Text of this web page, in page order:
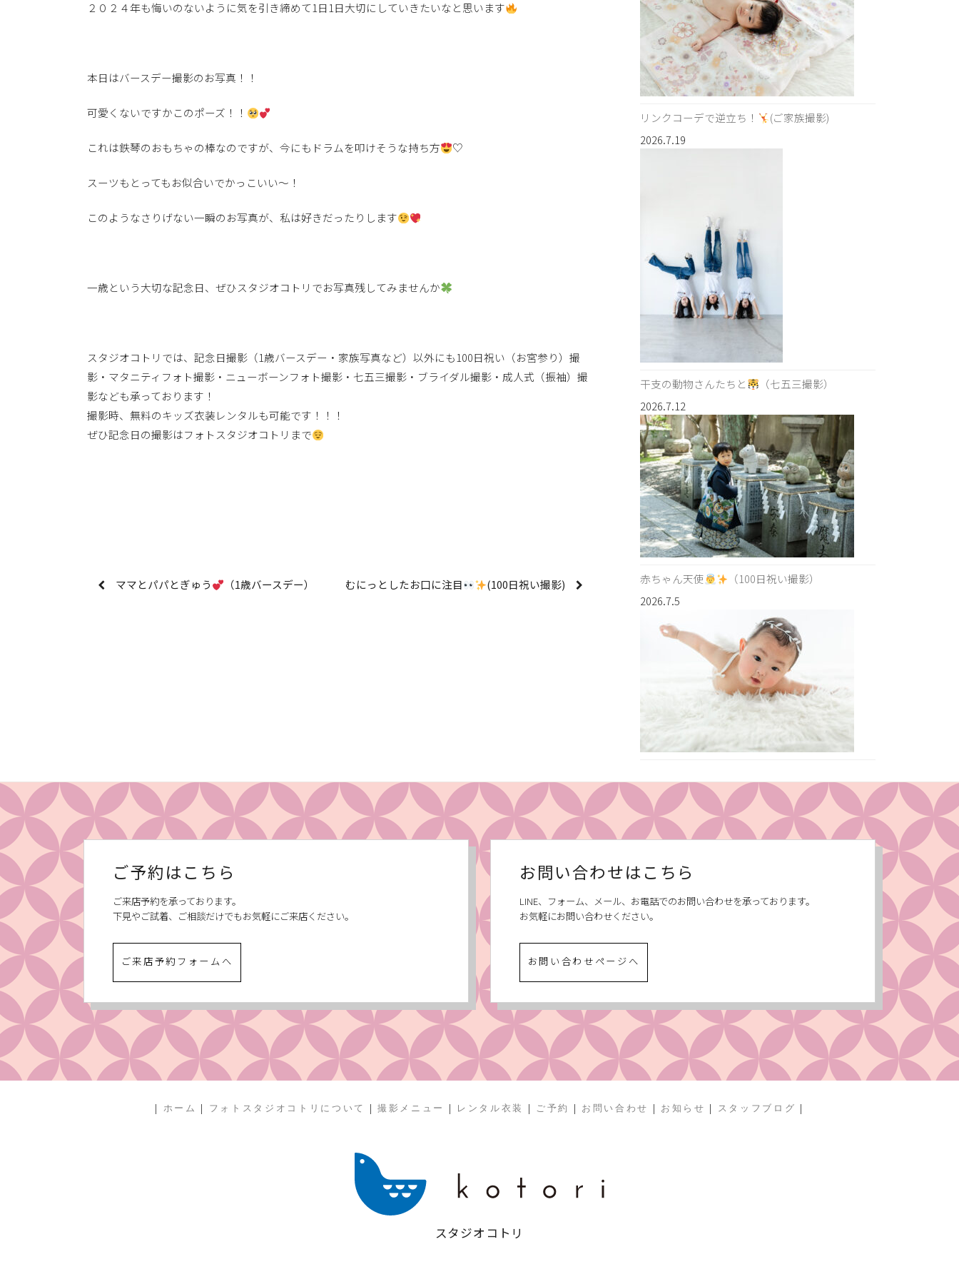
２０２４年も悔いのないように気を引き締めて1日1日大切にしていきたいなと思います
本日はバースデー撮影のお写真！！
可愛くないですかこのポーズ！！
これは鉄琴のおもちゃの棒なのですが、今にもドラムを叩けそうな持ち方 ♡
スーツもとってもお似合いでかっこいい〜！
このようなさりげない一瞬のお写真が、私は好きだったりします
一歳という大切な記念日、ぜひスタジオコトリでお写真残してみませんか
スタジオコトリでは、記念日撮影（1歳バースデー・家族写真など）以外にも100日祝い（お宮参り）撮
影・マタニティフォト撮影・ニューボーンフォト撮影・七五三撮影・ブライダル撮影・成人式（振袖）撮
影なども承っております！
撮影時、無料のキッズ衣装レンタルも可能です！！！
ぜひ記念日の撮影はフォトスタジオコトリまで
ママとパパとぎゅう （1歳バースデー） むにっとしたお口に注目 (100日祝い撮影)
リンクコーデで逆立ち！
(ご家族撮影)
2026.7.19
干支の動物さんたちと
（七五三撮影）
2026.7.12
赤ちゃん天使
（100日祝い撮影）
2026.7.5
ご予約はこちら
ご来店予約を承っております。
下見やご試着、ご相談だけでもお気軽にご来店ください。
ご来店予約フォームへ
お問い合わせはこちら
LINE、フォーム、メール、お電話でのお問い合わせを承っております。
お気軽にお問い合わせください。
お問い合わせページへ
| ホーム | フォトスタジオコトリについて | 撮影メニュー | レンタル衣装 | ご予約 | お問い合わせ | お知らせ | スタッフブログ |
スタジオコトリ